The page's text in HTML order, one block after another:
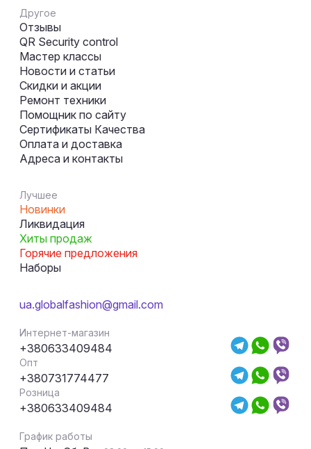
Другое
Отзывы
QR Security control
Мастер классы
Новости и статьи
Скидки и акции
Ремонт техники
Помощник по сайту
Сертификаты Качества
Оплата и доставка
Адреса и контакты
Лучшее
Новинки
Ликвидация
Хиты продаж
Горячие предложения
Наборы
ua.globalfashion@gmail.com
Интернет-магазин
+380633409484
Опт
+380731774477
Розница
+380633409484
График работы